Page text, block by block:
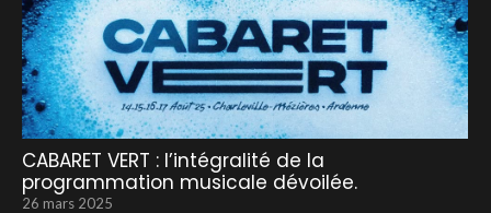
CABARET VERT : l’intégralité de la
programmation musicale dévoilée.
26 mars 2025